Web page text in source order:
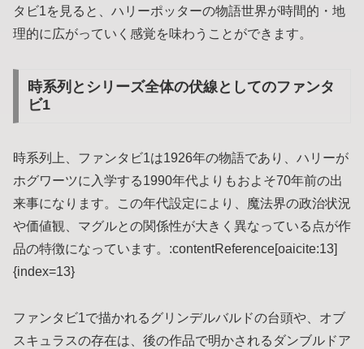
タビ1を見ると、ハリーポッターの物語世界が時間的・地
理的に広がっていく感覚を味わうことができます。
時系列とシリーズ全体の伏線としてのファンタ
ビ1
時系列上、ファンタビ1は1926年の物語であり、ハリーが
ホグワーツに入学する1990年代よりもおよそ70年前の出
来事になります。この年代設定により、魔法界の政治状況
や価値観、マグルとの関係性が大きく異なっている点が作
品の特徴になっています。:contentReference[oaicite:13]
{index=13}
ファンタビ1で描かれるグリンデルバルドの台頭や、オブ
スキュラスの存在は、後の作品で明かされるダンブルドア